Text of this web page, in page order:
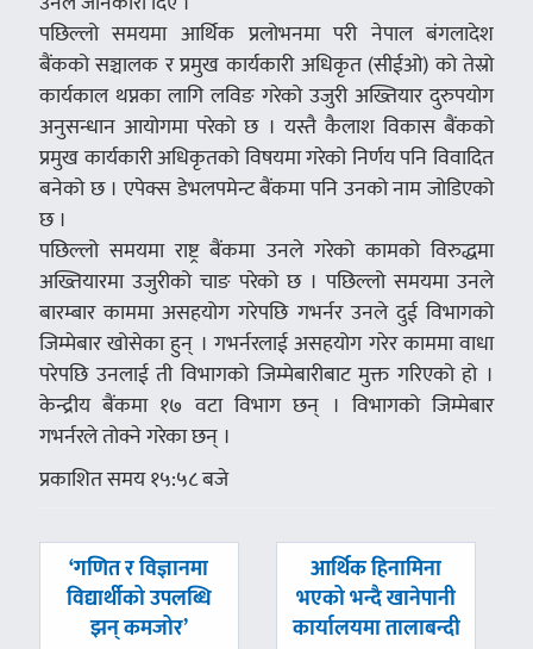
पछिल्लो समयमा आर्थिक प्रलोभनमा परी नेपाल बंगलादेश
बैंकको सञ्चालक र प्रमुख कार्यकारी अधिकृत (सीईओ) को तेस्रो
कार्यकाल थप्नका लागि लविङ गरेको उजुरी अख्तियार दुरुपयोग
अनुसन्धान आयोगमा परेको छ । यस्तै कैलाश विकास बैंकको
प्रमुख कार्यकारी अधिकृतको विषयमा गरेको निर्णय पनि विवादित
बनेको छ । एपेक्स डेभलपमेन्ट बैंकमा पनि उनको नाम जोडिएको
छ ।
पछिल्लो समयमा राष्ट्र बैंकमा उनले गरेको कामको विरुद्धमा
अख्तियारमा उजुरीको चाङ परेको छ । पछिल्लो समयमा उनले
बारम्बार काममा असहयोग गरेपछि गभर्नर उनले दुई विभागको
जिम्मेबार खोसेका हुन् । गभर्नरलाई असहयोग गरेर काममा वाधा
परेपछि उनलाई ती विभागको जिम्मेबारीबाट मुक्त गरिएको हो ।
केन्द्रीय बैंकमा १७ वटा विभाग छन् । विभागको जिम्मेबार
गभर्नरले तोक्ने गरेका छन् ।
प्रकाशित समय १५:५८ बजे
पछिल्लाे
-
‘गणित र विज्ञानमा
विद्यार्थीको उपलब्धि
झन् कमजोर’
अघिल्लाे
-
आर्थिक हिनामिना
भएको भन्दै खानेपानी
कार्यालयमा तालाबन्दी